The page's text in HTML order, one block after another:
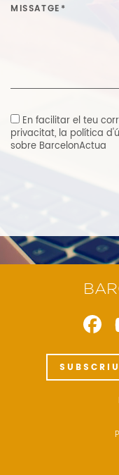
En facilitar el teu
privacitat, la política
sobre BarcelonActua